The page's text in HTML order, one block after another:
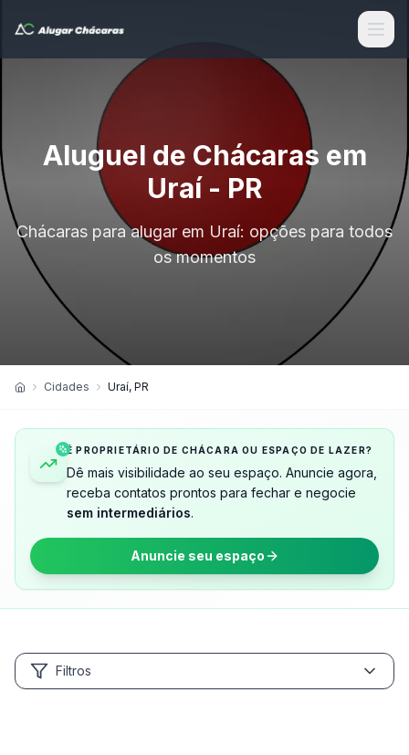
Aluguel de Chácaras em
Uraí - PR
Chácaras para alugar em Uraí: opções para todos
os momentos
Cidades Uraí, PR
É PROPRIETÁRIO DE CHÁCARA OU ESPAÇO DE LAZER?
Dê mais visibilidade ao seu espaço. Anuncie agora,
receba contatos prontos para fechar e negocie
sem intermediários.
Anuncie seu espaço
Filtros